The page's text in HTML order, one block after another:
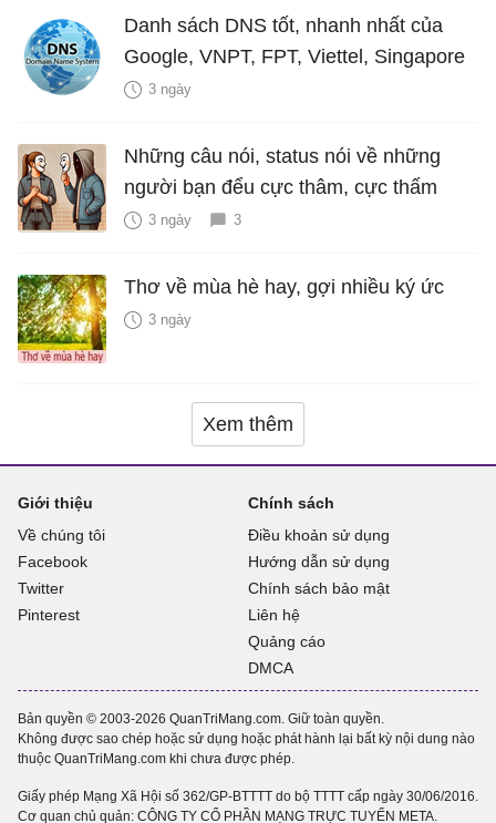
Danh sách DNS tốt, nhanh nhất của
Google, VNPT, FPT, Viettel, Singapore
3 ngày
Những câu nói, status nói về những
người bạn đểu cực thâm, cực thấm
3 ngày 3
Thơ về mùa hè hay, gợi nhiều ký ức
3 ngày
Xem thêm
Giới thiệu
Về chúng tôi
Facebook
Twitter
Pinterest
Chính sách
Điều khoản sử dụng
Hướng dẫn sử dụng
Chính sách bảo mật
Liên hệ
Quảng cáo
DMCA
Bản quyền © 2003-2026 QuanTriMang.com. Giữ toàn quyền.
Không được sao chép hoặc sử dụng hoặc phát hành lại bất kỳ nội dung nào
thuộc QuanTriMang.com khi chưa được phép.
Giấy phép Mạng Xã Hội số 362/GP-BTTTT do bộ TTTT cấp ngày 30/06/2016.
Cơ quan chủ quản: CÔNG TY CỔ PHẦN MẠNG TRỰC TUYẾN META.